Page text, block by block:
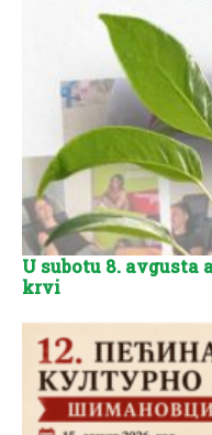
U subotu 8. avgusta
krvi